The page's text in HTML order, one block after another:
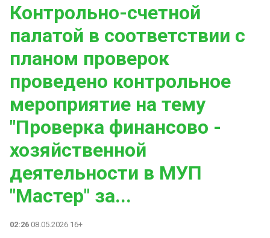
Контрольно-счетной
палатой в соответствии с
планом проверок
проведено контрольное
мероприятие на тему
"Проверка финансово -
хозяйственной
деятельности в МУП
"Мастер" за...
02:26 08.05.2026 16+